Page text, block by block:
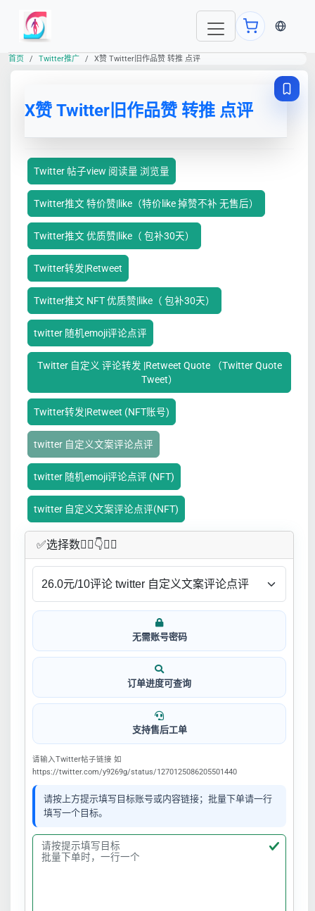
当前语
首页 Twitter推广 X赞 Twitter旧作品赞 转推 点评
X赞 Twitter旧作品赞 转推 点评
Twitter 帖子view 阅读量 浏览量
Twitter推文 特价赞|like（特价like 掉赞不补 无售后）
Twitter推文 优质赞|like（ 包补30天）
Twitter转发|Retweet
Twitter推文 NFT 优质赞|like（ 包补30天）
twitter 随机emoji评论点评
Twitter 自定义 评论转发 |Retweet Quote （Twitter Quote
Tweet）
Twitter转发|Retweet (NFT账号)
twitter 自定义文案评论点评
twitter 随机emoji评论点评 (NFT)
twitter 自定义文案评论点评(NFT)
✅​选择数👇🏻​​👇👇🏻​​
无需账号密码
订单进度可查询
支持售后工单
请输入Twitter帖子链接 如
https://twitter.com/y9269g/status/1270125086205501440
请按上方提示填写目标账号或内容链接；批量下单请一行
填写一个目标。